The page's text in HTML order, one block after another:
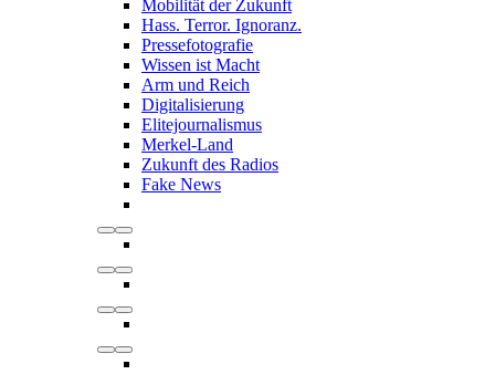
Mobilität der Zukunft
Hass. Terror. Ignoranz.
Pressefotografie
Wissen ist Macht
Arm und Reich
Digitalisierung
Elitejournalismus
Merkel-Land
Zukunft des Radios
Fake News